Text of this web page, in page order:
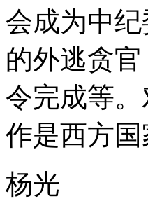
会成为中
的外逃贪
令完成等
作是西方国
杨光